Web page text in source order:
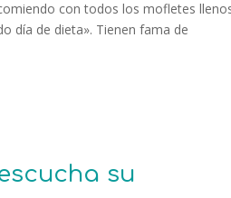
con todos los mofletes
día de dieta». Tienen fama de
su